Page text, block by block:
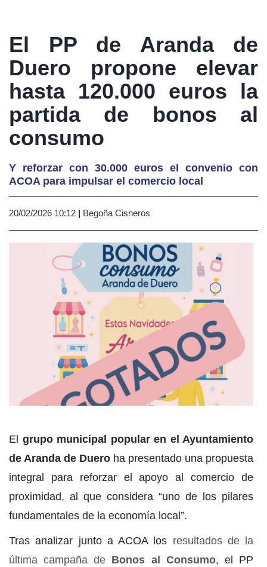
El PP de Aranda de
Duero propone elevar
hasta 120.000 euros la
partida de bonos al
consumo
Y reforzar con 30.000 euros el convenio con
ACOA para impulsar el comercio local
20/02/2026 10:12 | Begoña Cisneros
El grupo municipal popular en el Ayuntamiento
de Aranda de Duero ha presentado una propuesta
integral para reforzar el apoyo al comercio de
proximidad, al que considera “uno de los pilares
fundamentales de la economía local”.
Tras analizar junto a ACOA los resultados de la
última campaña de Bonos al Consumo, el PP